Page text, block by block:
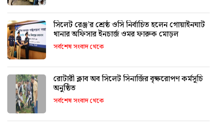
সিলেট রেঞ্জ’র শ্রেষ্ঠ ওসি নির্বাচিত হলেন গোয়াইনঘাট
থানার অফিসার ইনচার্জ ওমর ফারুক মোড়ল
সর্বশেষ সংবাদ থেকে
রোটারী ক্লাব অব সিলেট সিনার্জির বৃক্ষরোপণ কর্মসূচি
অনুষ্ঠিত
সর্বশেষ সংবাদ থেকে